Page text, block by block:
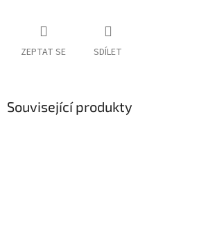
ZEPTAT SE SDÍLET
Související produkty